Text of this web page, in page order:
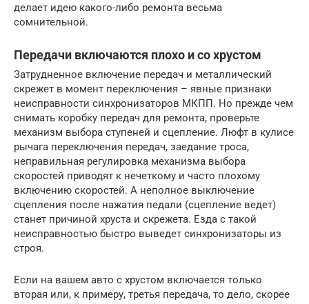
делает идею какого-либо ремонта весьма
сомнительной.
Передачи включаются плохо и со хрустом
Затрудненное включение передач и металлический
скрежет в момент переключения – явные признаки
неисправности синхронизаторов МКПП. Но прежде чем
снимать коробку передач для ремонта, проверьте
механизм выбора ступеней и сцепление. Люфт в кулисе
рычага переключения передач, заедание троса,
неправильная регулировка механизма выбора
скоростей приводят к нечеткому и часто плохому
включению скоростей. А неполное выключение
сцепления после нажатия педали (сцепление ведет)
станет причиной хруста и скрежета. Езда с такой
неисправностью быстро выведет синхронизаторы из
строя.
Если на вашем авто с хрустом включается только
вторая или, к примеру, третья передача, то дело, скорее